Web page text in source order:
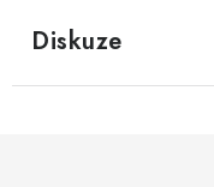
Diskuze